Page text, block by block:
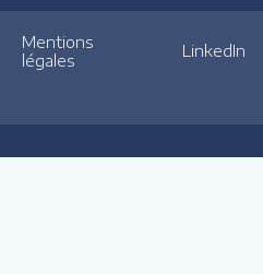
Mentions
légales
LinkedIn